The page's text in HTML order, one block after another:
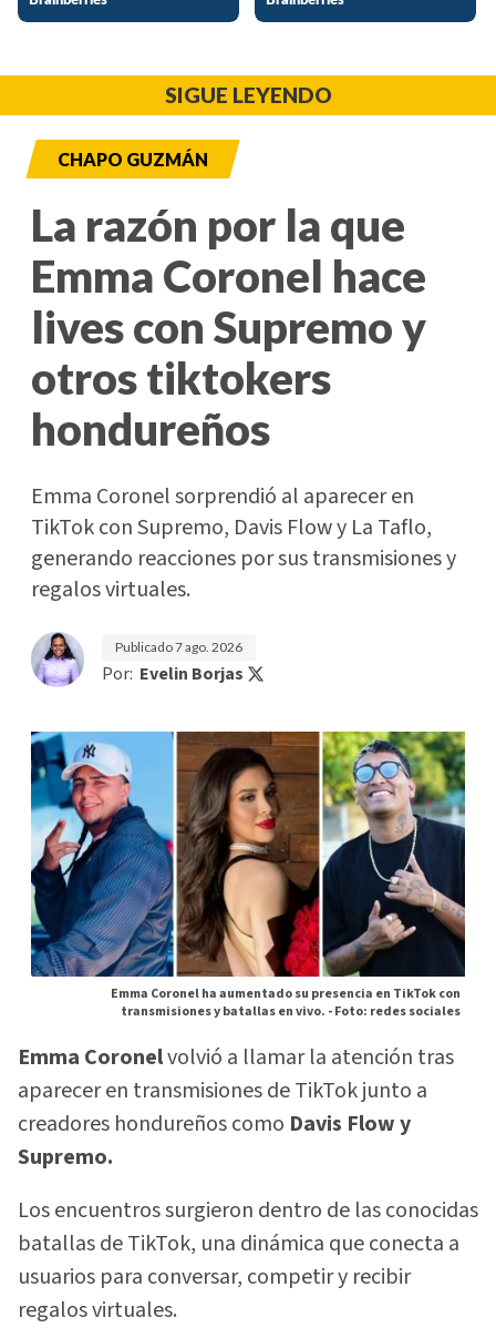
SIGUE LEYENDO
CHAPO GUZMÁN
La razón por la que
Emma Coronel hace
lives con Supremo y
otros tiktokers
hondureños
Emma Coronel sorprendió al aparecer en
TikTok con Supremo, Davis Flow y La Taflo,
generando reacciones por sus transmisiones y
regalos virtuales.
Publicado7 ago. 2026
Por: Evelin Borjas
Emma Coronel ha aumentado su presencia en TikTok con
transmisiones y batallas en vivo. -Foto: redes sociales
Emma Coronelvolvió a llamar la atención tras
aparecer en transmisiones de TikTok junto a
creadores hondureños como Davis Flow y
Supremo.
Los encuentros surgieron dentro de las conocidas
batallas de TikTok, una dinámica que conecta a
usuarios para conversar, competir y recibir
regalos virtuales.